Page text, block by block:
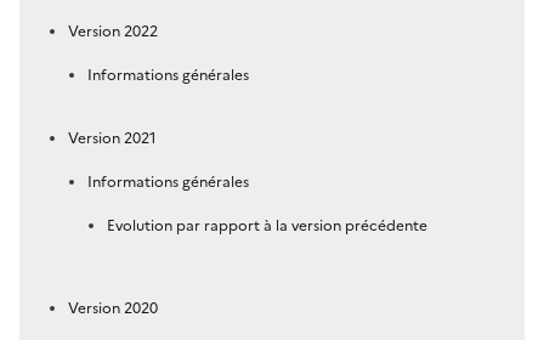
Version 2022
Informations générales
Version 2021
Informations générales
Evolution par rapport à la version précédente
Version 2020